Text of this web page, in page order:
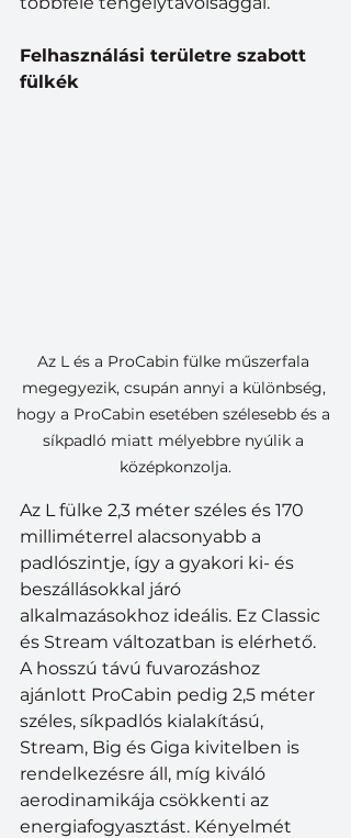
Felhasználási területre szabott
fülkék
Az L és a ProCabin fülke műszerfala
megegyezik, csupán annyi a különbség,
hogy a ProCabin esetében szélesebb és a
síkpadló miatt mélyebbre nyúlik a
középkonzolja.
Az L fülke 2,3 méter széles és 170
milliméterrel alacsonyabb a
padlószintje, így a gyakori ki- és
beszállásokkal járó
alkalmazásokhoz ideális. Ez Classic
és Stream változatban is elérhető.
A hosszú távú fuvarozáshoz
ajánlott ProCabin pedig 2,5 méter
széles, síkpadlós kialakítású,
Stream, Big és Giga kivitelben is
rendelkezésre áll, míg kiváló
aerodinamikája csökkenti az
energiafogyasztást. Kényelmét